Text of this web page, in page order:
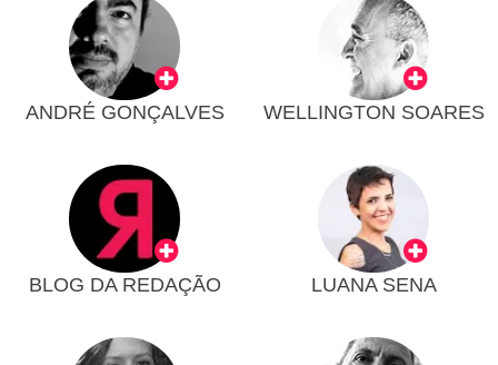
ANDRÉ GONÇALVES WELLINGTON SOARES
BLOG DA REDAÇÃO LUANA SENA